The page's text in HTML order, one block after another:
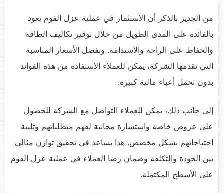
من الجدير بالذكر أن الاستثمار في عملية عزل الفوم يعود
بالفائدة على المدى الطويل من خلال توفير تكاليف الطاقة
والحفاظ على الراحة والاستدامة. وبفضل الأسعار المناسبة
التي تقدمها الشركة، يمكن للعملاء الاستفادة من هذه الفوائد
بدون تحمل أعباء مالية كبيرة.
إلى جانب ذلك، يمكن للعملاء التواصل مع الشركة للحصول
على عروض خاصة واستشارة مجانية لفهم متطلباتهم وتلبية
احتياجاتهم بشكل مخصص. هذا يساعد في تحقيق توازن مثالي
بين الجودة والتكلفة وضمان رضا العملاء في عملية عزل الفوم
على الأسطح المكتملة.